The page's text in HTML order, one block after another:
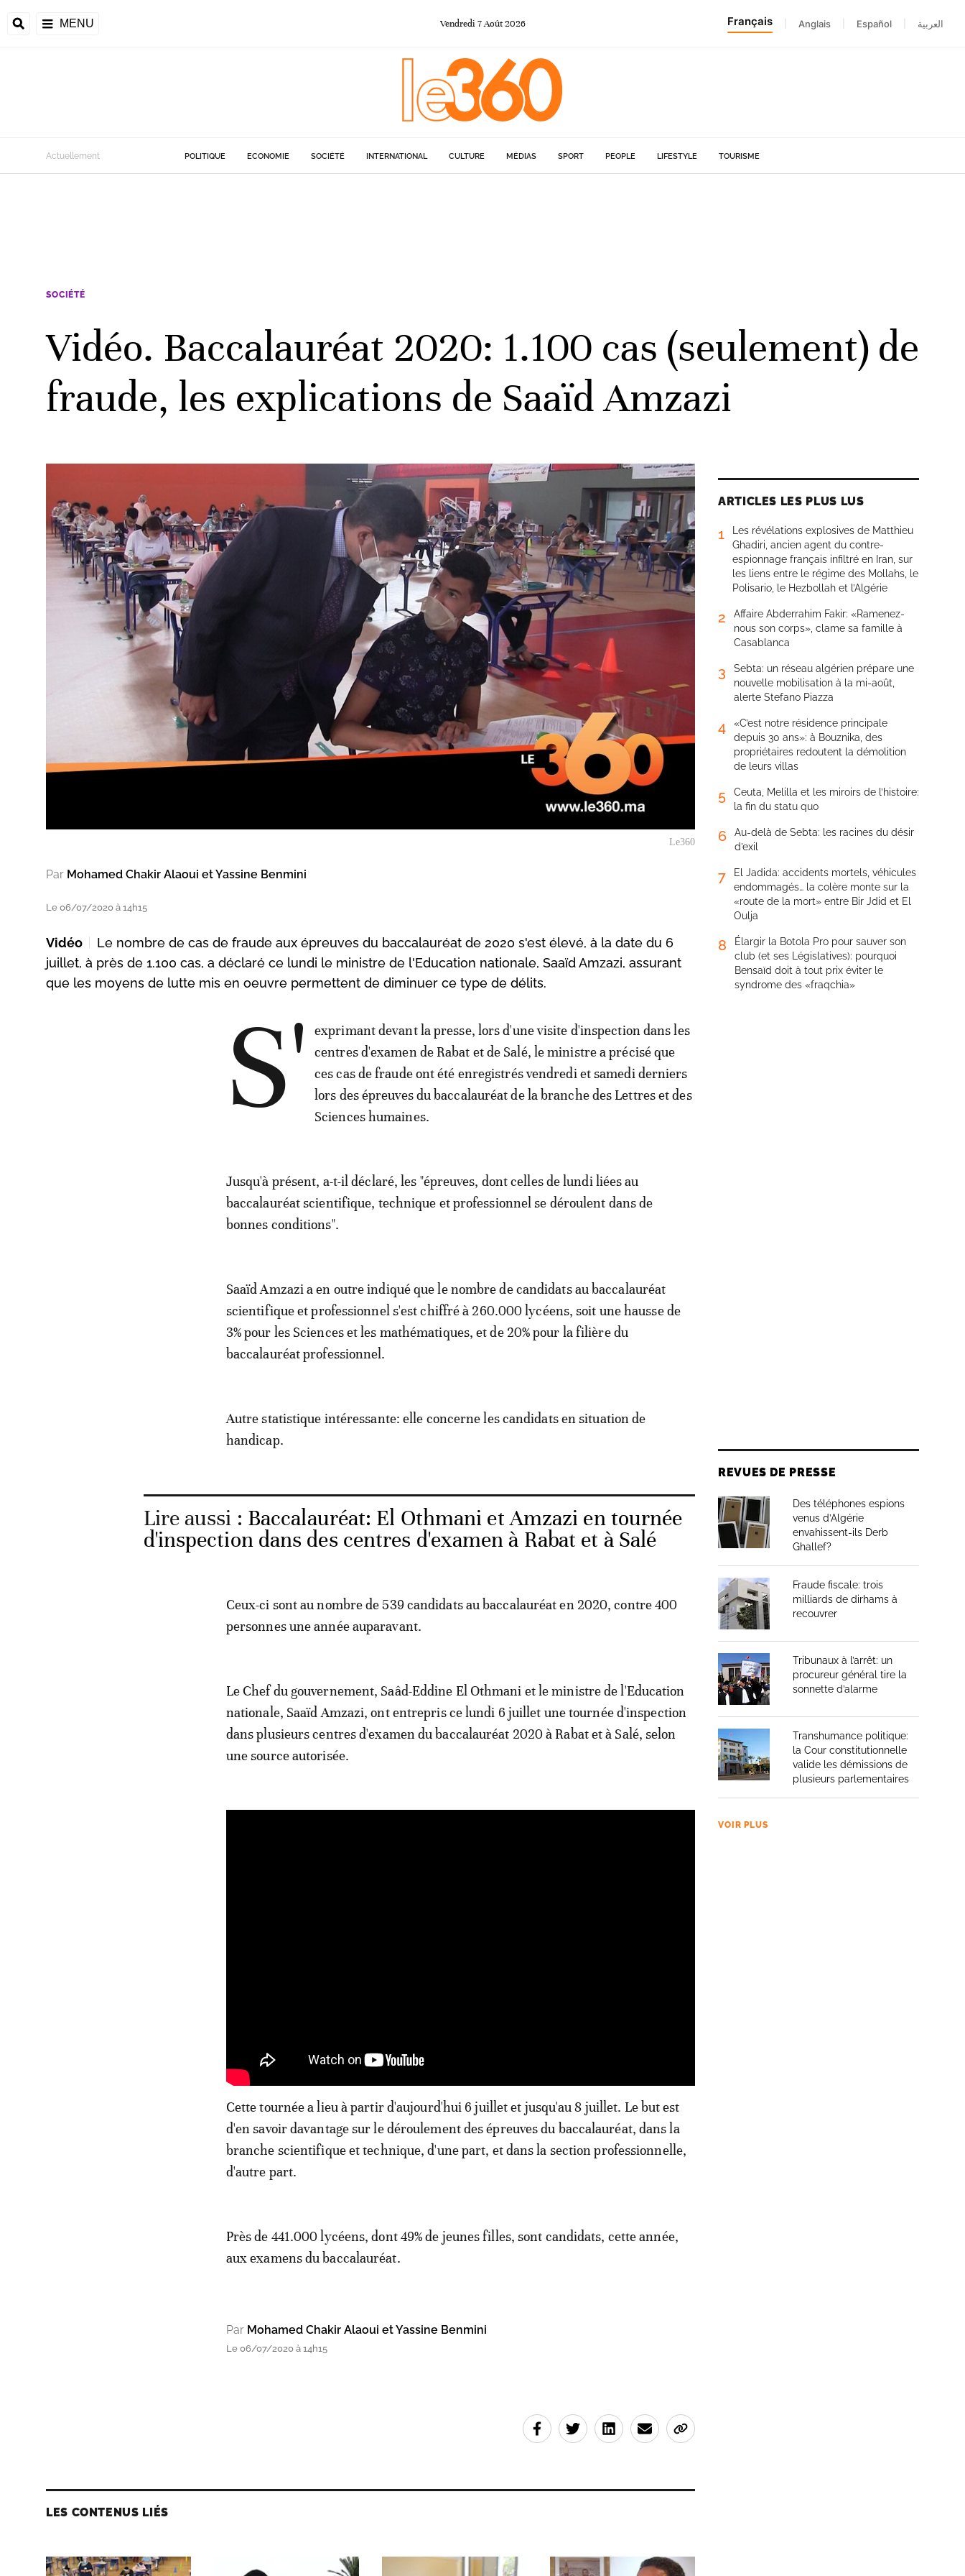
MENU Vendredi 7Août 2026 Français Anglais Español العربية
Actuellement POLITIQUE ECONOMIE SOCIÉTÉ INTERNATIONAL CULTURE MÉDIAS SPORT PEOPLE LIFESTYLE TOURISME
SOCIÉTÉ
Vidéo. Baccalauréat 2020: 1.100 cas (seulement) de
fraude, les explications de Saaïd Amzazi
Le360
Par Mohamed Chakir Alaoui et Yassine Benmini
Le 06/07/2020 à 14h15
Vidéo
Le nombre de cas de fraude aux épreuves du baccalauréat de 2020 s'est élevé, à la date du 6
juillet, à près de 1.100 cas, a déclaré ce lundi le ministre de l'Education nationale, Saaïd Amzazi, assurant
que les moyens de lutte mis en oeuvre permettent de diminuer ce type de délits.
S'
exprimant devant la presse, lors d'une visite d'inspection dans les
centres d'examen de Rabat et de Salé, le ministre a précisé que
ces cas de fraude ont été enregistrés vendredi et samedi derniers
lors des épreuves du baccalauréat de la branche des Lettres et des
Sciences humaines.
Jusqu'à présent, a-t-il déclaré, les "épreuves, dont celles de lundi liées au
baccalauréat scientifique, technique et professionnel se déroulent dans de
bonnes conditions".
Saaïd Amzazi a en outre indiqué que le nombre de candidats au baccalauréat
scientifique et professionnel s'est chiffré à 260.000 lycéens, soit une hausse de
3% pour les Sciences et les mathématiques, et de 20% pour la filière du
baccalauréat professionnel.
Autre statistique intéressante: elle concerne les candidats en situation de
handicap.
Lire aussi : Baccalauréat: El Othmani et Amzazi en tournée
d'inspection dans des centres d'examen à Rabat et à Salé
Ceux-ci sont au nombre de 539 candidats au baccalauréat en 2020, contre 400
personnes une année auparavant.
Le Chef du gouvernement, Saâd-Eddine El Othmani et le ministre de l'Education
nationale, Saaïd Amzazi, ont entrepris ce lundi 6 juillet une tournée d'inspection
dans plusieurs centres d'examen du baccalauréat 2020 à Rabat et à Salé, selon
une source autorisée.
Cette tournée a lieu à partir d'aujourd'hui 6 juillet et jusqu'au 8 juillet. Le but est
d'en savoir davantage sur le déroulement des épreuves du baccalauréat, dans la
branche scientifique et technique, d'une part, et dans la section professionnelle,
d'autre part.
Près de 441.000 lycéens, dont 49% de jeunes filles, sont candidats, cette année,
aux examens du baccalauréat.
Par Mohamed Chakir Alaoui et Yassine Benmini
Le 06/07/2020 à 14h15
LES CONTENUS LIÉS
ARTICLES LES PLUS LUS
1
Les révélations explosives de Matthieu
Ghadiri, ancien agent du contre-
espionnage français infiltré en Iran, sur
les liens entre le régime des Mollahs, le
Polisario, le Hezbollah et l’Algérie
2
Affaire Abderrahim Fakir: «Ramenez-
nous son corps», clame sa famille à
Casablanca
3
Sebta: un réseau algérien prépare une
nouvelle mobilisation à la mi-août,
alerte Stefano Piazza
4
«C’est notre résidence principale
depuis 30 ans»: à Bouznika, des
propriétaires redoutent la démolition
de leurs villas
5
Ceuta, Melilla et les miroirs de l’histoire:
la fin du statu quo
6
Au-delà de Sebta: les racines du désir
d’exil
7
El Jadida: accidents mortels, véhicules
endommagés… la colère monte sur la
«route de la mort» entre Bir Jdid et El
Oulja
8
Élargir la Botola Pro pour sauver son
club (et ses Législatives): pourquoi
Bensaïd doit à tout prix éviter le
syndrome des «fraqchia»
REVUES DE PRESSE
Des téléphones espions
venus d’Algérie
envahissent-ils Derb
Ghallef?
Fraude fiscale: trois
milliards de dirhams à
recouvrer
Tribunaux à l’arrêt: un
procureur général tire la
sonnette d’alarme
Transhumance politique:
la Cour constitutionnelle
valide les démissions de
plusieurs parlementaires
VOIR PLUS